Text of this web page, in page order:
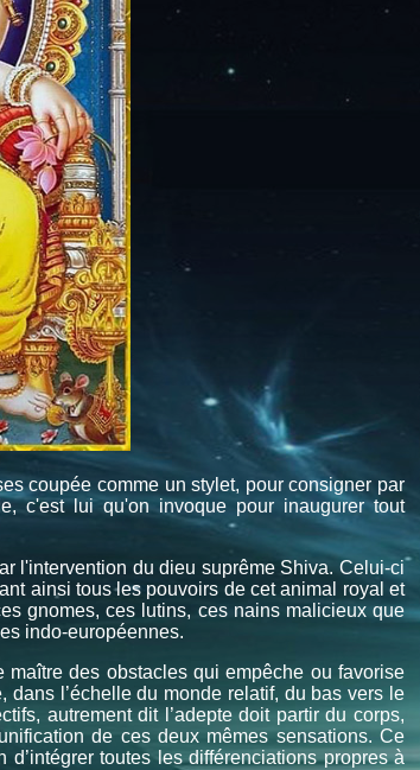
coupée comme un stylet, pour consigner par
c'est lui qu'on invoque pour inaugurer tout
l'intervention du dieu suprême Shiva. Celui-ci
ainsi tous les pouvoirs de cet animal royal et
gnomes, ces lutins, ces nains malicieux que
indo-européennes.
des obstacles qui empêche ou favorise
dans l’échelle du monde relatif, du bas vers le
autrement dit l’adepte doit partir du corps,
de ces deux mêmes sensations. Ce
toutes les différenciations propres à